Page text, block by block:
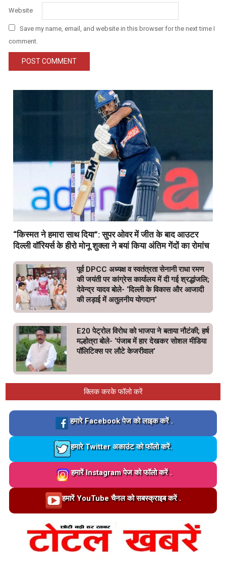
Website
Save my name, email, and website in this browser for the next time I
comment.
“किस्मत ने हमारा साथ दिया”: सुपर ओवर में जीत के बाद आउटर
दिल्ली वॉरियर्स के हीरो मोनू शुक्ला ने बयां किया अंतिम गेंदों का रोमांच
पूर्व DPCC अध्यक्ष व स्वतंत्रता सेनानी राधा रमण
की जयंती पर कांग्रेस कार्यालय में दी गई श्रद्धांजलि;
देवेन्द्र यादव बोले- ‘दिल्ली के विकास और आजादी
की लड़ाई में अतुलनीय योगदान’
E20 पेट्रोल विरोध को भाजपा ने बताया नौटंकी; हर्ष
मल्होत्रा बोले- ‘पंजाब में हार देखकर सोशल मीडिया
पॉलिटिक्स पर लौटे केजरीवाल’
क्लिक करके फॉलो करें
Loading…
हमारे Facebook पेज को लाइक करें .
Loading…
हमारे Twitter अकाउंट को फॉलो करें.
Loading…
हमारें Instagram पेज को फॉलो करें .
Loading…हमारें YouTube चैनल को सबस्क्राइब करें .